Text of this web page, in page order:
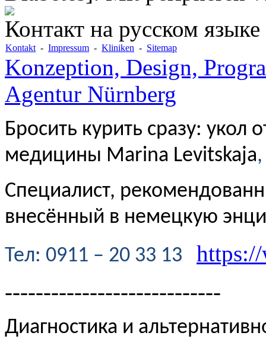
Контакт на русском
Kontakt - Impressum - Kliniken - Sitemap
Konzeption, Design,
Agentur Nürnberg
Бросить курить сразу: укол
медицины Marina Levitskaja,
Специалист,
внесённый в немецкую
Teл: 0911 – 20 33 13
----------------------------
Диагностика и